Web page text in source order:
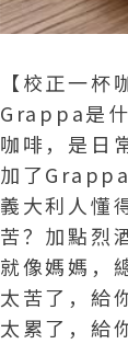
【校正一
Grappa是
咖啡，是日
加了
義大利人懂
苦？加點烈
就像媽媽，
太苦了，給
太累了，給